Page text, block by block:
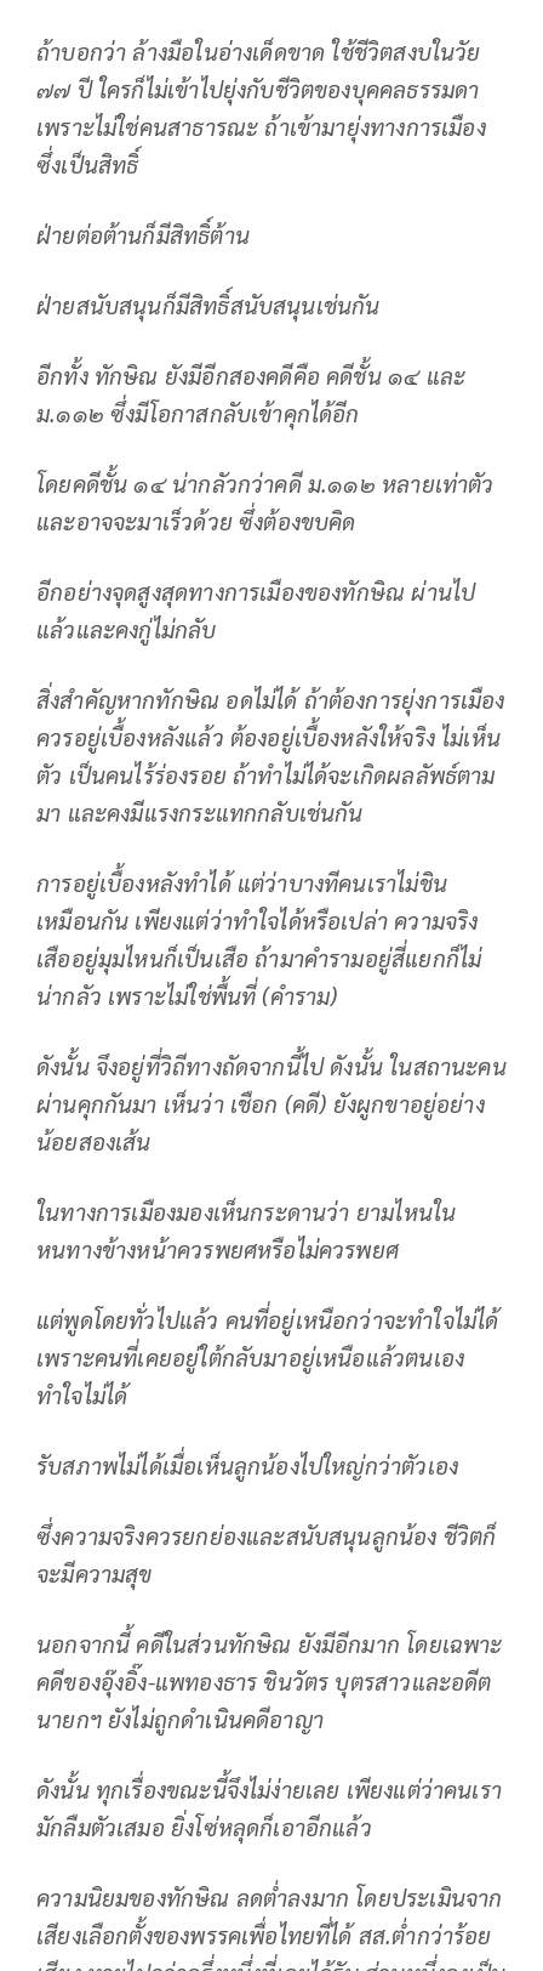
ถ้าบอกว่า ล้างมือในอ่างเด็ดขาด ใช้ชีวิตสงบในวัย
๗๗ ปี ใครก็ไม่เข้าไปยุ่งกับชีวิตของบุคคลธรรมดา
เพราะไม่ใช่คนสาธารณะ ถ้าเข้ามายุ่งทางการเมือง
ซึ่งเป็นสิทธิ์
ฝ่ายต่อต้านก็มีสิทธิ์ต้าน
ฝ่ายสนับสนุนก็มีสิทธิ์สนับสนุนเช่นกัน
อีกทั้ง ทักษิณ ยังมีอีกสองคดีคือ คดีชั้น ๑๔ และ
ม.๑๑๒ ซึ่งมีโอกาสกลับเข้าคุกได้อีก
โดยคดีชั้น ๑๔ น่ากลัวกว่าคดี ม.๑๑๒ หลายเท่าตัว
และอาจจะมาเร็วด้วย ซึ่งต้องขบคิด
อีกอย่างจุดสูงสุดทางการเมืองของทักษิณ ผ่านไป
แล้วและคงกู่ไม่กลับ
สิ่งสำคัญหากทักษิณ อดไม่ได้ ถ้าต้องการยุ่งการเมือง
ควรอยู่เบื้องหลังแล้ว ต้องอยู่เบื้องหลังให้จริง ไม่เห็น
ตัว เป็นคนไร้ร่องรอย ถ้าทำไม่ได้จะเกิดผลลัพธ์ตาม
มา และคงมีแรงกระแทกกลับเช่นกัน
การอยู่เบื้องหลังทำได้ แต่ว่าบางทีคนเราไม่ชิน
เหมือนกัน เพียงแต่ว่าทำใจได้หรือเปล่า ความจริง
เสืออยู่มุมไหนก็เป็นเสือ ถ้ามาคำรามอยู่สี่แยกก็ไม่
น่ากลัว เพราะไม่ใช่พื้นที่ (คำราม)
ดังนั้น จึงอยู่ที่วิถีทางถัดจากนี้ไป ดังนั้น ในสถานะคน
ผ่านคุกกันมา เห็นว่า เชือก (คดี) ยังผูกขาอยู่อย่าง
น้อยสองเส้น
ในทางการเมืองมองเห็นกระดานว่า ยามไหนใน
หนทางข้างหน้าควรพยศหรือไม่ควรพยศ
แต่พูดโดยทั่วไปแล้ว คนที่อยู่เหนือกว่าจะทำใจไม่ได้
เพราะคนที่เคยอยู่ใต้กลับมาอยู่เหนือแล้วตนเอง
ทำใจไม่ได้
รับสภาพไม่ได้เมื่อเห็นลูกน้องไปใหญ่กว่าตัวเอง
ซึ่งความจริงควรยกย่องและสนับสนุนลูกน้อง ชีวิตก็
จะมีความสุข
นอกจากนี้ คดีในส่วนทักษิณ ยังมีอีกมาก โดยเฉพาะ
คดีของอุ๊งอิ๊ง-แพทองธาร ชินวัตร บุตรสาวและอดีต
นายกฯ ยังไม่ถูกดำเนินคดีอาญา
ดังนั้น ทุกเรื่องขณะนี้จึงไม่ง่ายเลย เพียงแต่ว่าคนเรา
มักลืมตัวเสมอ ยิ่งโซ่หลุดก็เอาอีกแล้ว
ความนิยมของทักษิณ ลดต่ำลงมาก โดยประเมินจาก
เสียงเลือกตั้งของพรรคเพื่อไทยที่ได้ สส.ต่ำกว่าร้อย